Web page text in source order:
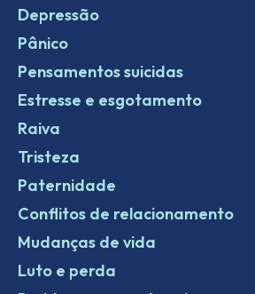
Depressão
Pânico
Pensamentos suicidas
Estresse e esgotamento
Raiva
Tristeza
Paternidade
Conflitos de relacionamento
Mudanças de vida
Luto e perda